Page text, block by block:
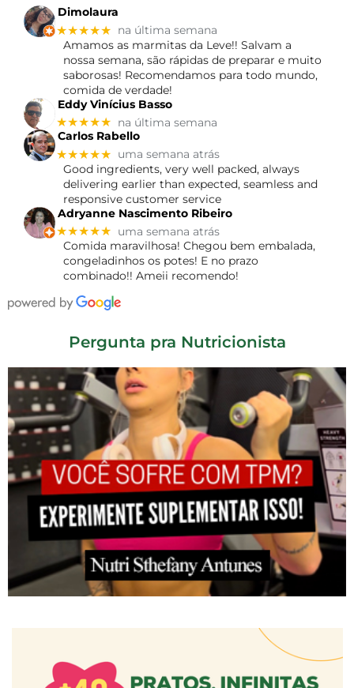
Dimolaura
★★★★★ na última semana
Amamos as marmitas da Leve!! Salvam a
nossa semana, são rápidas de preparar e muito
saborosas! Recomendamos para todo mundo,
comida de verdade!
Eddy Vinícius Basso
★★★★★ na última semana
Carlos Rabello
★★★★★ uma semana atrás
Good ingredients, very well packed, always
delivering earlier than expected, seamless and
responsive customer service
Adryanne Nascimento Ribeiro
★★★★★ uma semana atrás
Comida maravilhosa! Chegou bem embalada,
congeladinhos os potes! E no prazo
combinado!! Ameii recomendo!
Pergunta pra Nutricionista